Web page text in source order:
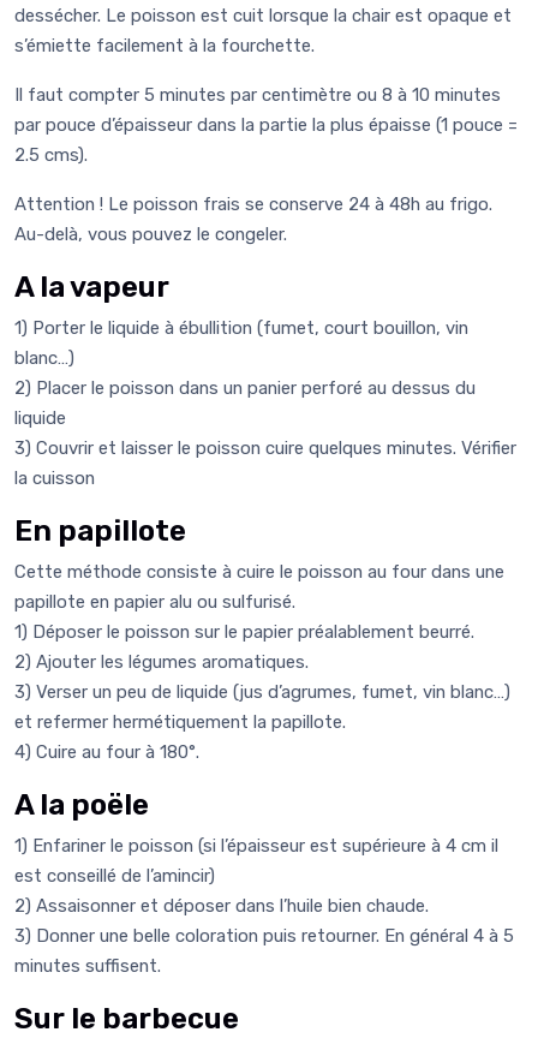
dessécher. Le poisson est cuit lorsque la chair est opaque et
s’émiette facilement à la fourchette.
Il faut compter 5 minutes par centimètre ou 8 à 10 minutes
par pouce d’épaisseur dans la partie la plus épaisse (1 pouce =
2.5 cms).
Attention ! Le poisson frais se conserve 24 à 48h au frigo.
Au-delà, vous pouvez le congeler.
A la vapeur
1) Porter le liquide à ébullition (fumet, court bouillon, vin
blanc…)
2) Placer le poisson dans un panier perforé au dessus du
liquide
3) Couvrir et laisser le poisson cuire quelques minutes. Vérifier
la cuisson
En papillote
Cette méthode consiste à cuire le poisson au four dans une
papillote en papier alu ou sulfurisé.
1) Déposer le poisson sur le papier préalablement beurré.
2) Ajouter les légumes aromatiques.
3) Verser un peu de liquide (jus d’agrumes, fumet, vin blanc…)
et refermer hermétiquement la papillote.
4) Cuire au four à 180°.
A la poële
1) Enfariner le poisson (si l’épaisseur est supérieure à 4 cm il
est conseillé de l’amincir)
2) Assaisonner et déposer dans l’huile bien chaude.
3) Donner une belle coloration puis retourner. En général 4 à 5
minutes suffisent.
Sur le barbecue